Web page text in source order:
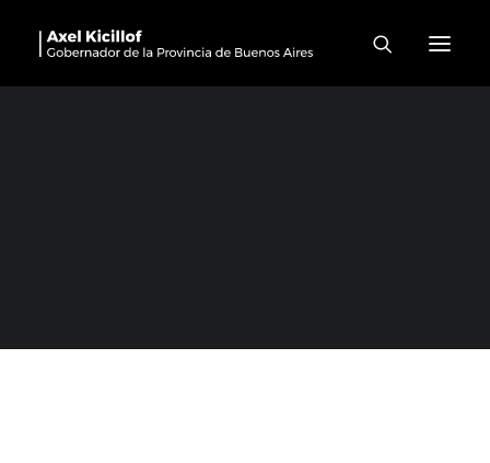
La Plata